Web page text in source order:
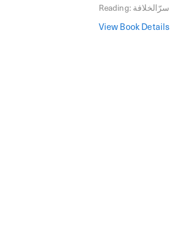
Reading:سرّالخلافة
View Book Details